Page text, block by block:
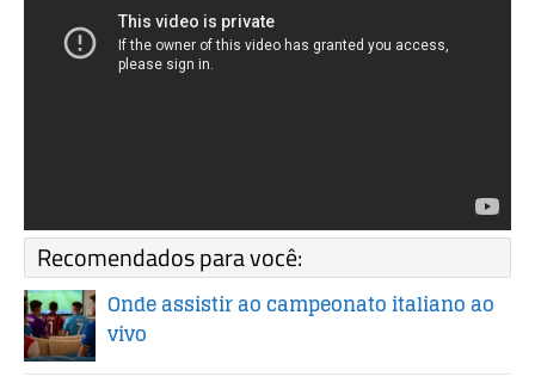
Recomendados para você:
Onde assistir ao campeonato italiano ao
vivo